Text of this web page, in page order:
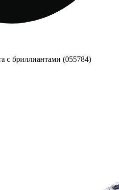
с бриллиантами (055784)